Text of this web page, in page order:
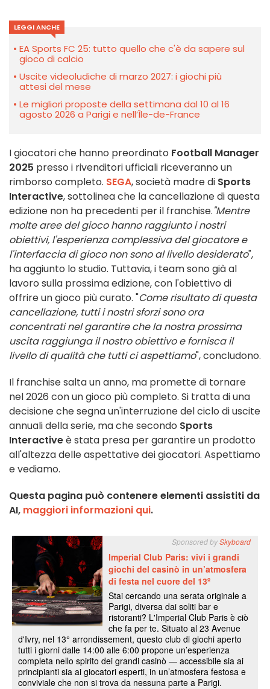
LEGGI ANCHE
EA Sports FC 25: tutto quello che c'è da sapere sul
gioco di calcio
Uscite videoludiche di marzo 2027: i giochi più
attesi del mese
Le migliori proposte della settimana dal 10 al 16
agosto 2026 a Parigi e nell’Île-de-France
I giocatori che hanno preordinato Football Manager
2025 presso i rivenditori ufficiali riceveranno un
rimborso completo. SEGA, società madre di Sports
Interactive, sottolinea che la cancellazione di questa
edizione non ha precedenti per il franchise."Mentre
molte aree del gioco hanno raggiunto i nostri
obiettivi, l'esperienza complessiva del giocatore e
l'interfaccia di gioco non sono al livello desiderato",
ha aggiunto lo studio. Tuttavia, i team sono già al
lavoro sulla prossima edizione, con l'obiettivo di
offrire un gioco più curato. "Come risultato di questa
cancellazione, tutti i nostri sforzi sono ora
concentrati nel garantire che la nostra prossima
uscita raggiunga il nostro obiettivo e fornisca il
livello di qualità che tutti ci aspettiamo", concludono.
Il franchise salta un anno, ma promette di tornare
nel 2026 con un gioco più completo. Si tratta di una
decisione che segna un'interruzione del ciclo di uscite
annuali della serie, ma che secondo Sports
Interactiveè stata presa per garantire un prodotto
all'altezza delle aspettative dei giocatori. Aspettiamo
e vediamo.
Questa pagina può contenere elementi assistiti da
AI, maggiori informazioni qui.